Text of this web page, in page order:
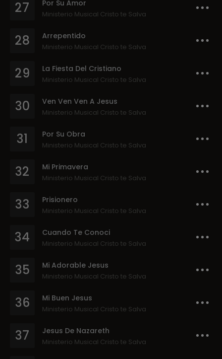
27 Por Su Amor
Ministerio Musical Cristo te Salva
28 Arrepentido
Ministerio Musical Cristo te Salva
29 La Fiesta Del Cristiano
Ministerio Musical Cristo te Salva
30 Ven Ven Ven A Jesus
Ministerio Musical Cristo te Salva
31 Por Su Obra
Ministerio Musical Cristo te Salva
32 Mi Primavera
Ministerio Musical Cristo te Salva
33 Prisionero
Ministerio Musical Cristo te Salva
34 Cuando Te Conoci
Ministerio Musical Cristo te Salva
35 Mi Adorable Jesus
Ministerio Musical Cristo te Salva
36 Mi Buen Jesus
Ministerio Musical Cristo te Salva
37 Jesus De Nazareth
Ministerio Musical Cristo te Salva